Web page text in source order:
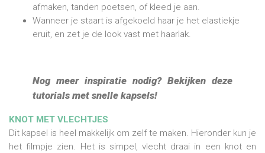
afmaken, tanden poetsen, of kleed je aan.
Wanneer je staart is afgekoeld haar je het elastiekje
eruit, en zet je de look vast met haarlak.
Nog meer inspiratie nodig? Bekijken deze
tutorials met snelle kapsels!
KNOT MET VLECHTJES
Dit kapsel is heel makkelijk om zelf te maken. Hieronder kun je
het filmpje zien. Het is simpel, vlecht draai in een knot en